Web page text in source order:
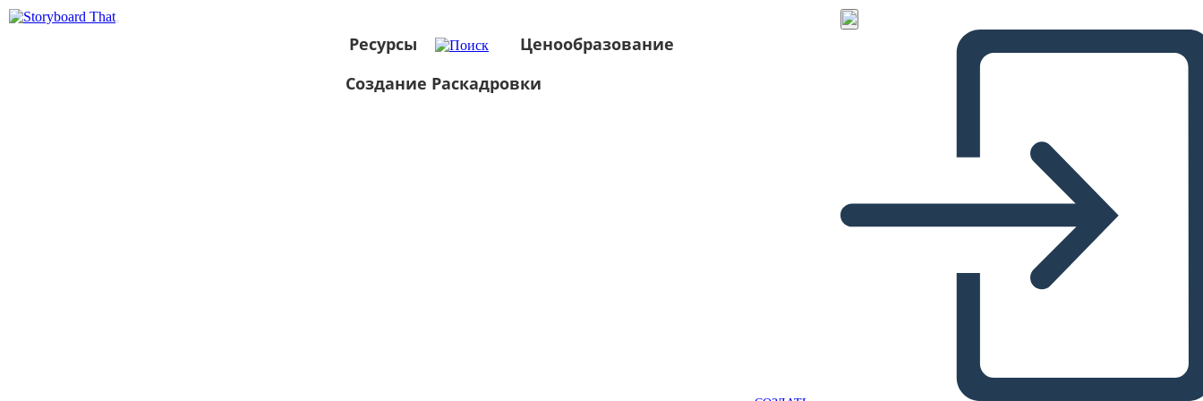
Ресурсы
Ценообразование
Создание Раскадровки